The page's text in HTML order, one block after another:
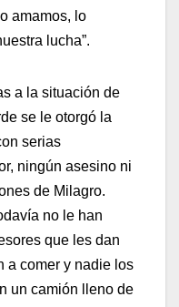
amamos, lo
lucha”.
a la situación de
se le otorgó la
serias
ningún asesino ni
de Milagro.
no le han
que les dan
a comer y nadie los
un camión lleno de